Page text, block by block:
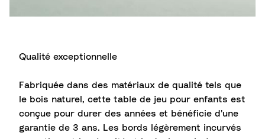
Qualité exceptionnelle
Fabriquée dans des matériaux de qualité tels que
le bois naturel, cette table de jeu pour enfants est
conçue pour durer des années et bénéficie d'une
garantie de 3 ans. Les bords légèrement incurvés